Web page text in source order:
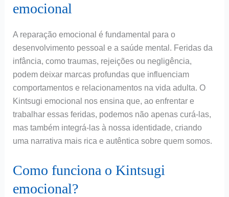
emocional
A reparação emocional é fundamental para o
desenvolvimento pessoal e a saúde mental. Feridas da
infância, como traumas, rejeições ou negligência,
podem deixar marcas profundas que influenciam
comportamentos e relacionamentos na vida adulta. O
Kintsugi emocional nos ensina que, ao enfrentar e
trabalhar essas feridas, podemos não apenas curá-las,
mas também integrá-las à nossa identidade, criando
uma narrativa mais rica e autêntica sobre quem somos.
Como funciona o Kintsugi
emocional?